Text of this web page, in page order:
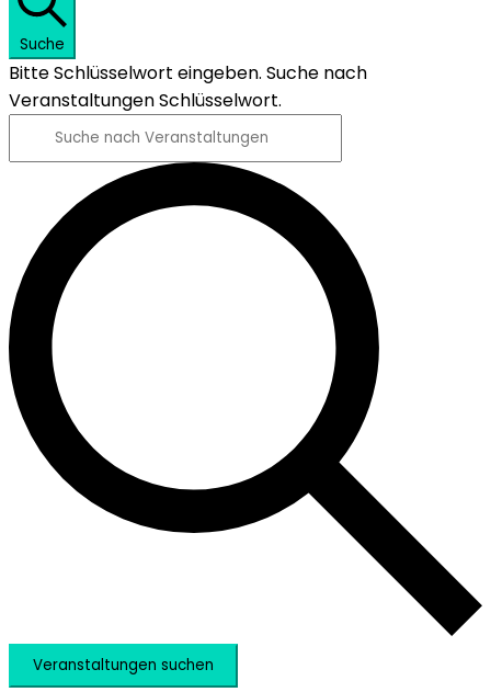
Suche
Bitte Schlüsselwort eingeben. Suche nach
Veranstaltungen Schlüsselwort.
Veranstaltungen suchen